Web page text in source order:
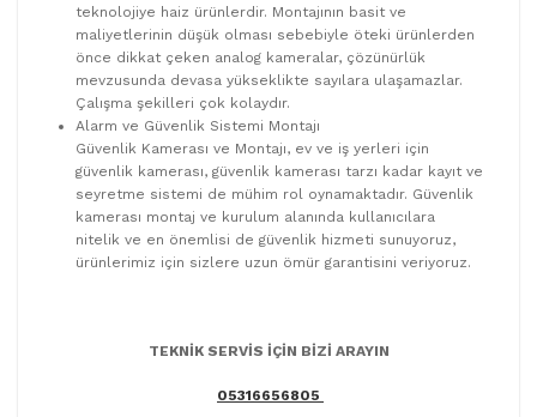
teknolojiye haiz ürünlerdir. Montajının basit ve
maliyetlerinin düşük olması sebebiyle öteki ürünlerden
önce dikkat çeken analog kameralar, çözünürlük
mevzusunda devasa yükseklikte sayılara ulaşamazlar.
Çalışma şekilleri çok kolaydır.
Alarm ve Güvenlik Sistemi Montajı
Güvenlik Kamerası ve Montajı, ev ve iş yerleri için
güvenlik kamerası, güvenlik kamerası tarzı kadar kayıt ve
seyretme sistemi de mühim rol oynamaktadır. Güvenlik
kamerası montaj ve kurulum alanında kullanıcılara
nitelik ve en önemlisi de güvenlik hizmeti sunuyoruz,
ürünlerimiz için sizlere uzun ömür garantisini veriyoruz.
TEKNİK SERVİS İÇİN BİZİ ARAYIN
05316656805